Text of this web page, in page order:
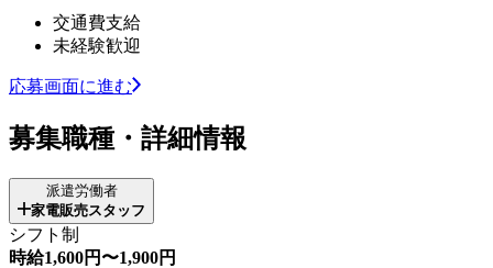
交通費支給
未経験歓迎
応募画面に進む
募集職種・詳細情報
派遣労働者
家電販売スタッフ
シフト制
時給1,600円〜1,900円